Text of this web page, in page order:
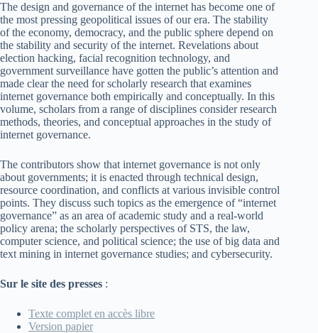
The design and governance of the internet has become one of
the most pressing geopolitical issues of our era. The stability
of the economy, democracy, and the public sphere depend on
the stability and security of the internet. Revelations about
election hacking, facial recognition technology, and
government surveillance have gotten the public’s attention and
made clear the need for scholarly research that examines
internet governance both empirically and conceptually. In this
volume, scholars from a range of disciplines consider research
methods, theories, and conceptual approaches in the study of
internet governance.
The contributors show that internet governance is not only
about governments; it is enacted through technical design,
resource coordination, and conflicts at various invisible control
points. They discuss such topics as the emergence of “internet
governance” as an area of academic study and a real-world
policy arena; the scholarly perspectives of STS, the law,
computer science, and political science; the use of big data and
text mining in internet governance studies; and cybersecurity.
Sur le site des presses :
Texte complet en accès libre
Version papier